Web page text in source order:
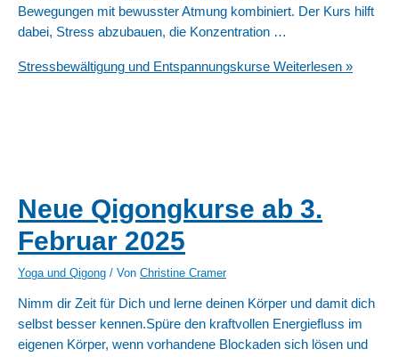
Bewegungen mit bewusster Atmung kombiniert. Der Kurs hilft
dabei, Stress abzubauen, die Konzentration …
Stressbewältigung und Entspannungskurse Weiterlesen »
Neue Qigongkurse ab 3.
Februar 2025
Yoga und Qigong / Von Christine Cramer
Nimm dir Zeit für Dich und lerne deinen Körper und damit dich
selbst besser kennen.Spüre den kraftvollen Energiefluss im
eigenen Körper, wenn vorhandene Blockaden sich lösen und